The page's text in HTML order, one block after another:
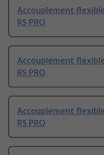
Accouplement
RS PRO
Accouplement
RS PRO
Accouplement
RS PRO